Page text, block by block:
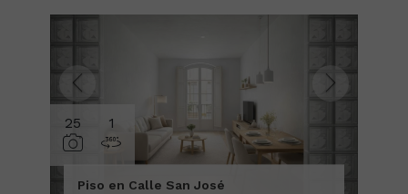
25 1
Piso en Calle San José